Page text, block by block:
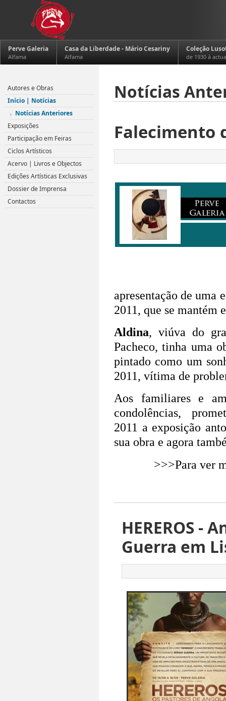
Perve Galeria
Alfama
Casa da Liberdade - Mário Cesariny
Alfama
Coleção
de 1930 à
Notícias
Falecimento
apresentação de uma
2011, que se mantém
Aldina, viúva do
Pacheco, tinha uma
pintado como um
2011, vítima de
Aos familiares e
condolências,
2011 a exposição
sua obra e agora
>>>Para ver
HEREROS -
Guerra em
Autores e Obras
Início | Notícias
Notícias Anteriores
Exposições
Participação em Feiras
Ciclos Artísticos
Acervo | Livros e Objectos
Edições Artísticas Exclusivas
Dossier de Imprensa
Contactos